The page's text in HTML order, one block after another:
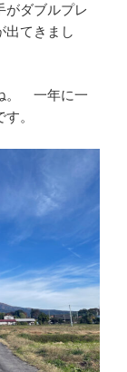
がダブルプレ
出てきまし
。 一年に一
。